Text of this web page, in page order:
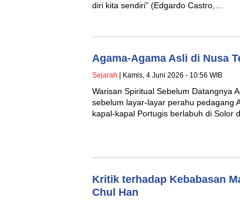
diri kita sendiri” (Edgardo Castro,…
Agama-Agama Asli di Nusa
Sejarah | Kamis, 4 Juni 2026 - 10:56 WIB
Warisan Spiritual Sebelum Datangnya
sebelum layar-layar perahu pedagang
kapal-kapal Portugis berlabuh di Solor
Kritik terhadap Kebabasan
Chul Han